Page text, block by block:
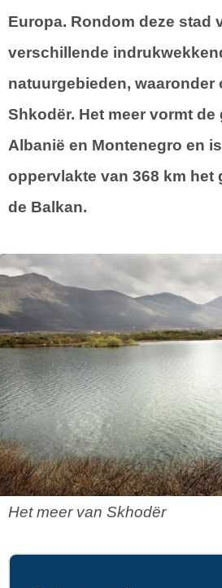
Europa. Rondom deze stad
verschillende
natuurgebieden, waaronder
Shkodër. Het meer vormt
Albanië en Montenegro en
oppervlakte van 368 km het
de Balkan.
Het meer van Skhodër